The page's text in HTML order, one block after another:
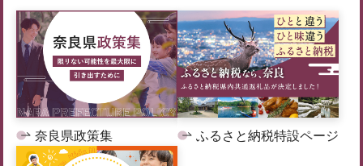
奈良県政策集 ふるさと納税特設ページ